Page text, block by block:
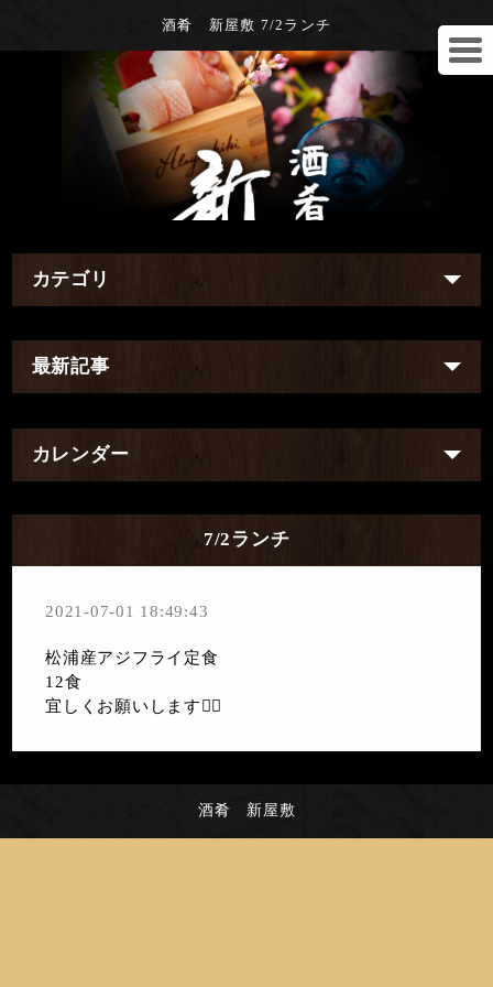
酒肴 新屋敷 7/2ランチ
カテゴリ
最新記事
カレンダー
7/2ランチ
2021-07-01 18:49:43
松浦産アジフライ定食
12食
宜しくお願いします🙇‍♀️
酒肴 新屋敷